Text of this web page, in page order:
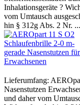
Inhalationsgeräte ?
vom Umtausch
hin § 312g Abs. 2 Nr. ...
Lieferumfang:
Nasenstutzen
und daher vom